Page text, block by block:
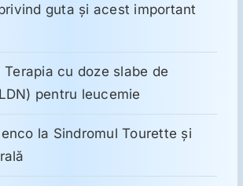
guta și acest important
Terapia cu doze slabe de
pentru leucemie
la Sindromul Tourette şi